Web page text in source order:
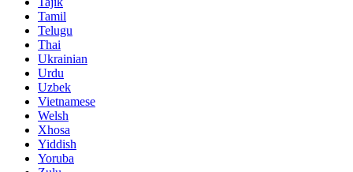
Tamil
Telugu
Thai
Ukrainian
Urdu
Uzbek
Vietnamese
Welsh
Xhosa
Yiddish
Yoruba